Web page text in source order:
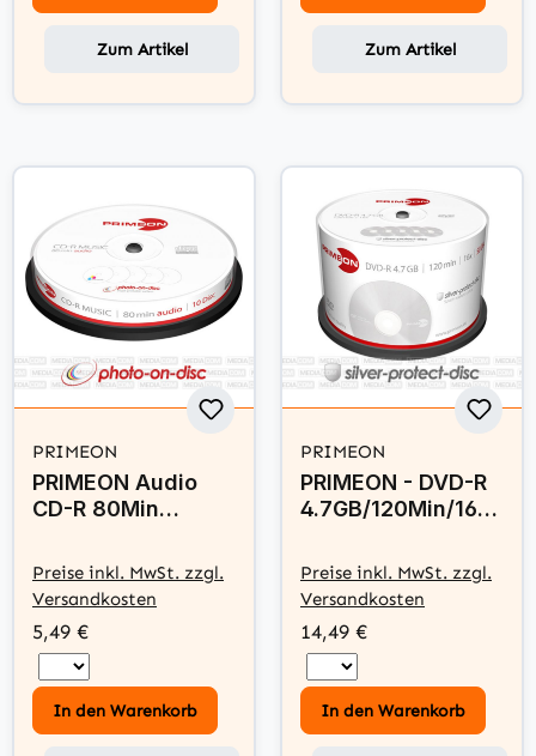
Zum Artikel Zum Artikel
PRIMEON
PRIMEON Audio
CD-R 80Min
Spindel - photo-
on-disc, Inkjet Full
Size Printable
Surface
Preise inkl. MwSt. zzgl.
Versandkosten
5,49 €
In den Warenkorb
PRIMEON
PRIMEON - DVD-R
4.7GB/120Min/16x
- silver-protect-
disc Surface
Preise inkl. MwSt. zzgl.
Versandkosten
14,49 €
In den Warenkorb